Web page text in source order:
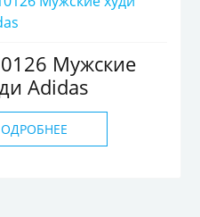
Мужские
Adidas